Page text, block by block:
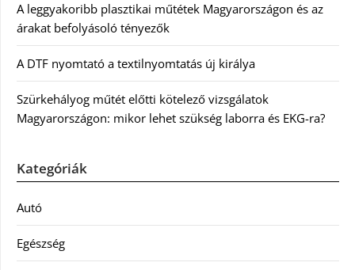
A leggyakoribb plasztikai műtétek Magyarországon és az
árakat befolyásoló tényezők
A DTF nyomtató a textilnyomtatás új királya
Szürkehályog műtét előtti kötelező vizsgálatok
Magyarországon: mikor lehet szükség laborra és EKG-ra?
Kategóriák
Autó
Egészség